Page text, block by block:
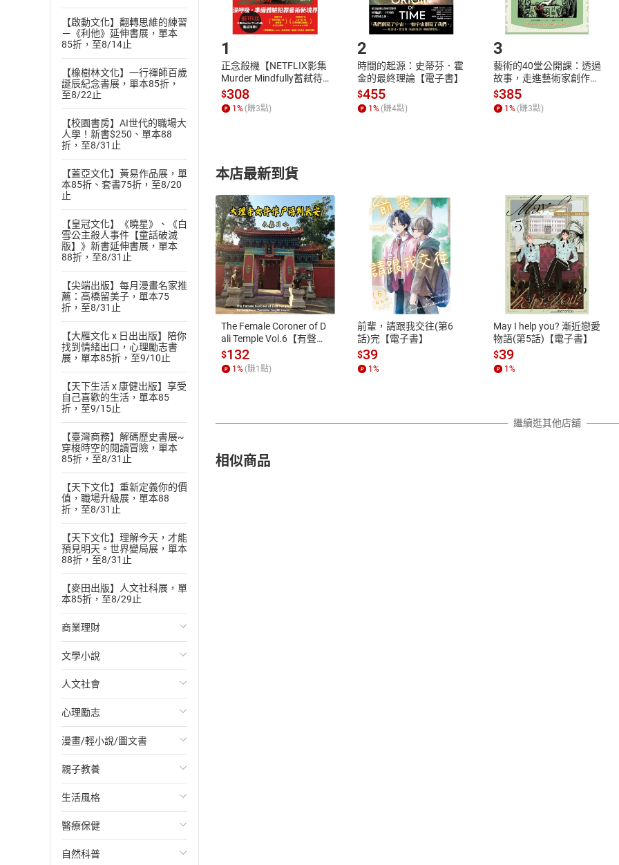
【啟動文化】翻轉思維的練習
－《利他》延伸書展，單本
85折，至8/14止
【橡樹林文化】一行禪師百歲
誕辰紀念書展，單本85折，
至8/22止
【校園書房】AI世代的職場大
人學！新書$250、單本88
折，至8/31止
【蓋亞文化】黃易作品展，單
本85折、套書75折，至8/20
止
【皇冠文化】《曉星》、《白
雪公主殺人事件【童話破滅
版】》新書延伸書展，單本
88折，至8/31止
【尖端出版】每月漫畫名家推
薦：高橋留美子，單本75
折，至8/31止
【大雁文化 x 日出出版】陪你
找到情緒出口，心理勵志書
展，單本85折，至9/10止
【天下生活 x 康健出版】享受
自己喜歡的生活，單本85
折，至9/15止
【臺灣商務】解碼歷史書展~
穿梭時空的閱讀冒險，單本
85折，至8/31止
【天下文化】重新定義你的價
值，職場升級展，單本88
折，至8/31止
【天下文化】理解今天，才能
預見明天。世界變局展，單本
88折，至8/31止
【麥田出版】人文社科展，單
本85折，至8/29止
商業理財
投資理財
經濟/趨勢
財務/金融
管理/領導
職場工作術
成功法
行銷/廣告
傳記
文學小說
歐美文學
日本文學
韓國文學
華文文學
經典文學
成長/家庭生活小說
懸疑/推理小說
人文社會
國際關係
政治
社會科學
台灣/中國歷史
日/韓歷史
其他歷史/史學
心理勵志
心靈成長/情緒
人際關係
兩性關係
心理學
漫畫/輕小說/圖文書
輕小說
奇幻/科幻
愛情故事
職場/社會寫實
親子教養
教育現場
兒童文學/故事
兒童科普/學習
生活風格
飲食/食譜
健身/美顏
醫療保健
健康/養生
自然科普
Step1.選擇閱讀載具 Step2.登入
付款方式
ATM轉帳、信用卡、LINE PAY、AFTEE
退換貨規範
本店是否提供消費者保護法七日猶
之權利，遽消費者保護法及通訊交
除權合理例外情事適用準則，依商
質各有不同規定。詳細退換貨說明
照各商品說明。
1
正念殺機【NETFLIX影集
Murder Mindfully蓄弒待
發】【電子書】
$308
1 % (賺3點)
2
時間的起源：史蒂芬．霍
金的最終理論【電子書】
$455
1 % (賺4點)
3
藝術的40堂公開課：透過
故事，走進藝術家創作現
場，看藝術如何誕生、如
何形塑人類生活【電子
書】
$385
1 % (賺3點)
本店最新到貨
The Female Coroner of D
ali Temple Vol.6【有聲
書】
$132
1 % (賺1 點)
前輩，請跟我交往(第6
話)完【電子書】
$39
1 %
May I help you? 漸近戀愛
物語(第5話)【電子書】
$39
1 %
繼續逛其他店舖
相似商品